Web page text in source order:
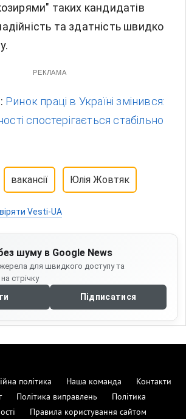
таких кандидатів
та здатність швидко
РЕКЛАМА
Ринок праці в Україні змінився:
спостерігається стабільно
вакансії Юлія Жовтяк
Vesti-UA
шуму в Google News
для швидкого доступу та
стрічку
Підписатися
політика Наша команда
Контакти
Політика виправлень
Політика
Правила користування сайтом